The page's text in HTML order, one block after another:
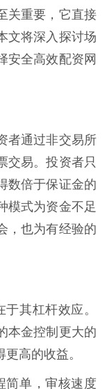
关重要，它直接
文将深入探讨场
安全高效配资网
者通过非交易所
交易。投资者只
数倍于保证金的
模式为资金不足
，也为有经验的
其杠杆效应。
本金控制更大的
高的收益。
简单，审核速度